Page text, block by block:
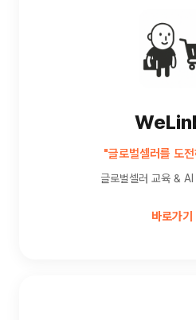
"글로벌셀러를 도
글로벌셀러 교육 &
바로가